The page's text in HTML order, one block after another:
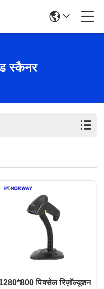
स्कैनर
पिक्सेल रिज़ॉल्यूशन